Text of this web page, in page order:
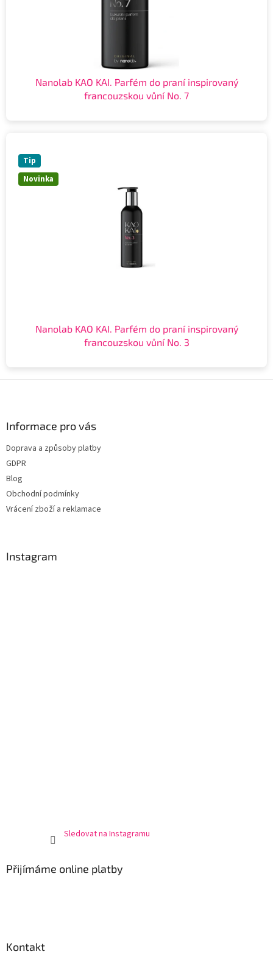
Nanolab KAO KAI. Parfém do praní inspirovaný
francouzskou vůní No. 7
Novinka
Tip
Nanolab KAO KAI. Parfém do praní inspirovaný
francouzskou vůní No. 3
Informace pro vás
Doprava a způsoby platby
GDPR
Blog
Obchodní podmínky
Vrácení zboží a reklamace
Instagram
Sledovat na Instagramu
Přijímáme online platby
Kontakt